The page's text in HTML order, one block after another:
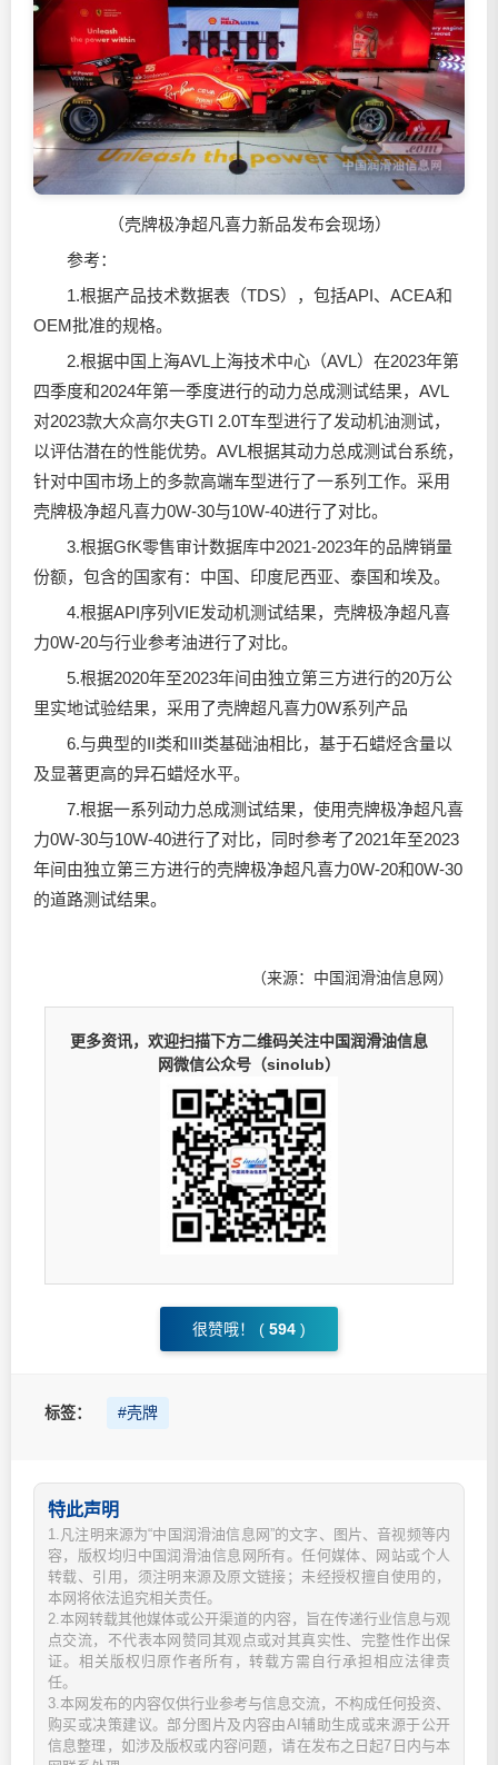
（壳牌极净超凡喜力新品发布会现场）
参考：
1.根据产品技术数据表（TDS），包括API、ACEA和
OEM批准的规格。
2.根据中国上海AVL上海技术中心（AVL）在2023年第
四季度和2024年第一季度进行的动力总成测试结果，AVL
对2023款大众高尔夫GTI 2.0T车型进行了发动机油测试，
以评估潜在的性能优势。AVL根据其动力总成测试台系统，
针对中国市场上的多款高端车型进行了一系列工作。采用
壳牌极净超凡喜力0W-30与10W-40进行了对比。
3.根据GfK零售审计数据库中2021-2023年的品牌销量
份额，包含的国家有：中国、印度尼西亚、泰国和埃及。
4.根据API序列VIE发动机测试结果，壳牌极净超凡喜
力0W-20与行业参考油进行了对比。
5.根据2020年至2023年间由独立第三方进行的20万公
里实地试验结果，采用了壳牌超凡喜力0W系列产品
6.与典型的II类和III类基础油相比，基于石蜡烃含量以
及显著更高的异石蜡烃水平。
7.根据一系列动力总成测试结果，使用壳牌极净超凡喜
力0W-30与10W-40进行了对比，同时参考了2021年至2023
年间由独立第三方进行的壳牌极净超凡喜力0W-20和0W-30
的道路测试结果。
（来源：中国润滑油信息网）
更多资讯，欢迎扫描下方二维码关注中国润滑油信息
网微信公众号（sinolub）
很赞哦！ ( 594 )
标签： #壳牌
特此声明
1.凡注明来源为“中国润滑油信息网”的文字、图片、音视频等内
容，版权均归中国润滑油信息网所有。任何媒体、网站或个人
转载、引用，须注明来源及原文链接；未经授权擅自使用的，
本网将依法追究相关责任。
2.本网转载其他媒体或公开渠道的内容，旨在传递行业信息与观
点交流，不代表本网赞同其观点或对其真实性、完整性作出保
证。相关版权归原作者所有，转载方需自行承担相应法律责
任。
3.本网发布的内容仅供行业参考与信息交流，不构成任何投资、
购买或决策建议。部分图片及内容由AI辅助生成或来源于公开
信息整理，如涉及版权或内容问题，请在发布之日起7日内与本